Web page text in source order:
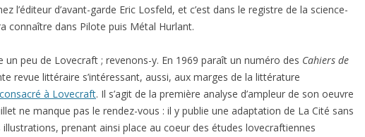
l’éditeur d’avant-garde Eric Losfeld, et c’est dans le registre de la science-
connaître dans Pilote puis Métal Hurlant.
un peu de Lovecraft ; revenons-y. En 1969 paraît un numéro des Cahiers de
revue littéraire s’intéressant, aussi, aux marges de la littérature
consacré à Lovecraft. Il s’agit de la première analyse d’ampleur de son oeuvre
ne manque pas le rendez-vous : il y publie une adaptation de La Cité sans
prenant ainsi place au coeur des études lovecraftiennes